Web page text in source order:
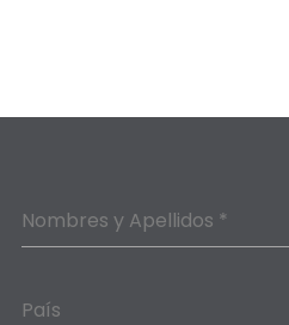
Nombres y Apellidos *
País